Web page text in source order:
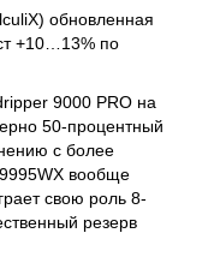
обновленная
+10…13% по
9000 PRO на
50-процентный
с более
вообще
свою роль 8-
резерв